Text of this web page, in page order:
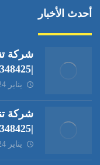
أحدث الأخبار
شركة
|0504348425| غسيل خزان
يناير 24, 2024
شركة
|0504348425| تنظيف بالبخار
يناير 24, 2024